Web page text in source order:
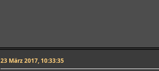
23 März 2017, 10:33:35